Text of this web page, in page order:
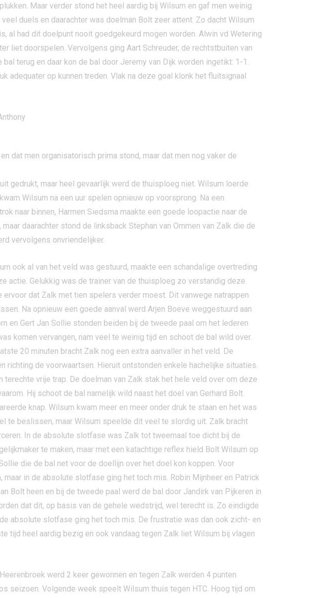
Maar verder stond het heel aardig bij Wilsum en gaf men weinig
duels en daarachter was doelman Bolt zeer attent. Zo dacht Wilsum
al had dit doelpunt nooit goedgekeurd mogen worden. Alwin vd Wetering
liet doorspelen. Vervolgens ging Aart Schreuder, de rechtstbuiten van
terug en daar kon de bal door Jeremy van Dijk worden ingetikt: 1-1.
adequater op kunnen treden. Vlak na deze goal klonk het fluitsignaal
dat men organisatorisch prima stond, maar dat men nog vaker de
gedrukt, maar heel gevaarlijk werd de thuisploeg niet. Wilsum loerde
Wilsum na een uur spelen opnieuw op voorsprong. Na een
naar binnen, Harmen Siedsma maakte een goede loopactie naar de
daarachter stond de linksback Stephan van Ommen van Zalk die de
vervolgens onvriendelijker.
ook al van het veld was gestuurd, maakte een schandalige overtreding
actie. Gelukkig was de trainer van de thuisploeg zo verstandig deze
dat Zalk met tien spelers verder moest. Dit vanwege natrappen
Na opnieuw een goede aanval werd Arjen Boeve weggestuurd aan
en Gert Jan Sollie stonden beiden bij de tweede paal om het lederen
komen vervangen, nam veel te weinig tijd en schoot de bal wild over.
20 minuten bracht Zalk nog een extra aanvaller in het veld. De
richting de voorwaartsen. Hieruit ontstonden enkele hachelijke situaties.
vrije trap. De doelman van Zalk stak het hele veld over om deze
Hij schoot de bal namelijk wild naast het doel van Gerhard Bolt.
knap. Wilsum kwam meer en meer onder druk te staan en het was
te beslissen, maar Wilsum speelde dit veel te slordig uit. Zalk bracht
In de absolute slotfase was Zalk tot tweemaal toe dicht bij de
te maken, maar met een katachtige reflex hield Bolt Wilsum op
die de bal net voor de doellijn over het doel kon koppen. Voor
in de absolute slotfase ging het toch mis. Robin Mijnheer en Patrick
Bolt heen en bij de tweede paal werd de bal door Jandirk van Pijkeren in
dat dit, op basis van de gehele wedstrijd, wel terecht is. Zo eindigde
absolute slotfase ging het toch mis. De frustratie was dan ook zicht- en
tijd heel aardig bezig en ook vandaag tegen Zalk liet Wilsum bij vlagen
werd 2 keer gewonnen en tegen Zalk werden 4 punten
seizoen. Volgende week speelt Wilsum thuis tegen HTC. Hoog tijd om